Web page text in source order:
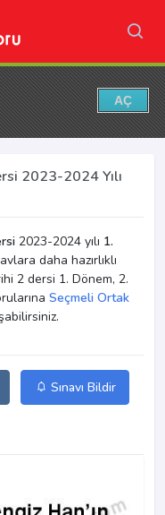
AÇ
2023-2024 Yılı
2023-2024 yılı 1.
daha hazırlıklı
2 dersi 1. Dönem, 2.
Seçmeli Ortak
Sınavı Bildir